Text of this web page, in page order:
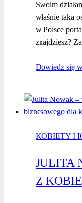
Swoim
właśnie taka
w Polsce
znajdziesz?
Dowiedz się
KOBIETY I
JULITA
Z